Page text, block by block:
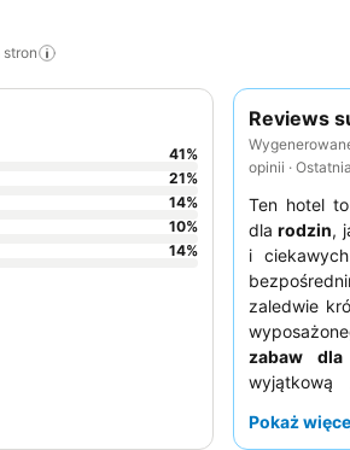
stron
Reviews
opinii ·
Ten hotel
dlarodzin,
i
zaledwie
zabaw
spokoju
Pokaż
41%
21%
14%
10%
14%